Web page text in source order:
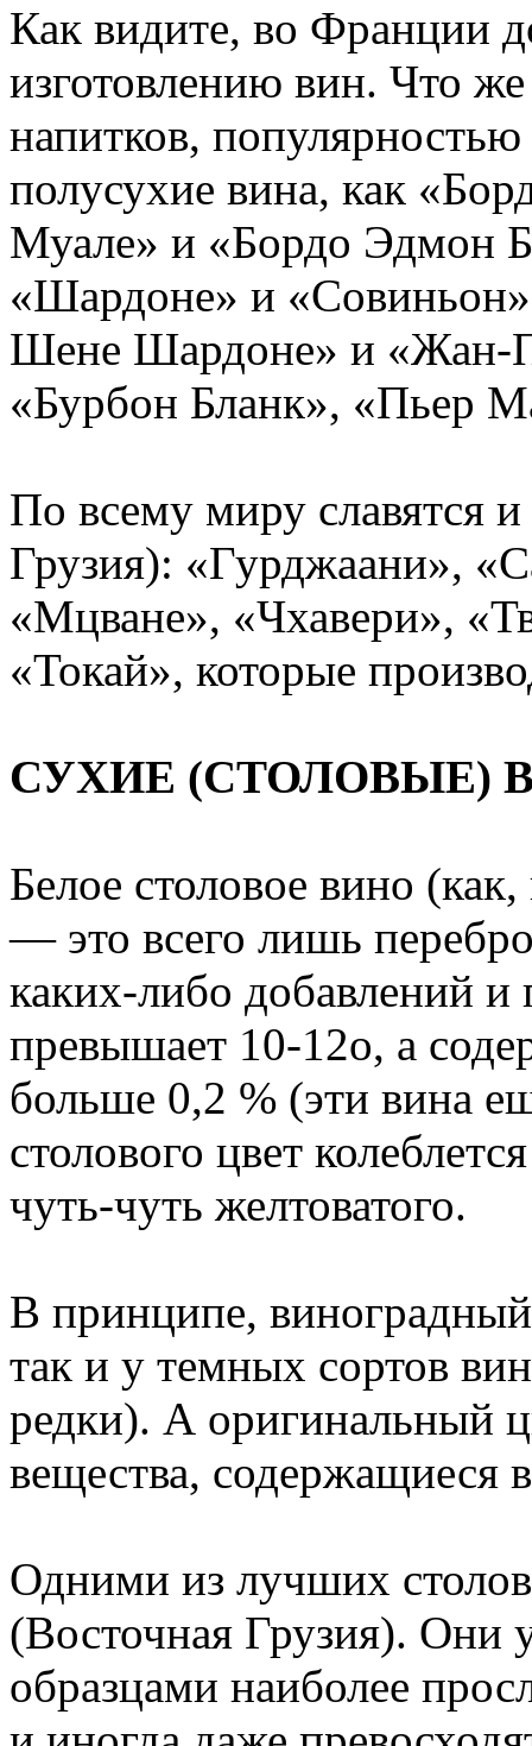
Как видите, во Франции
изготовлению вин. Что
напитков,
полусухие вина, как
Муале» и «Бордо Эдмон
«Шардоне» и
Шене Шардоне» и «Жан-
«Бурбон Бланк», «Пьер
По всему миру славятся
Грузия): «Гурджаани»,
«Мцване», «Чхавери»,
«Токай», которые
СУХИЕ (СТОЛОВЫЕ)
Белое столовое вино
— это всего лишь
каких-либо добавлений
превышает 10-12о, а
больше 0,2 % (эти вина
столового цвет
чуть-чуть желтоватого.
В принципе, виноградный
так и у темных сортов
редки). А оригинальный
вещества, содержащиеся
Одними из лучших
(Восточная Грузия). Они
образцами наиболее